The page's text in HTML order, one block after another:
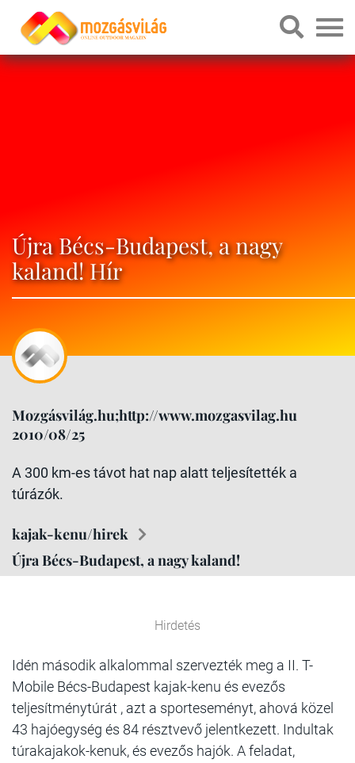
Újra Bécs-Budapest, a nagy
kaland! Hír
Mozgásvilág.hu;http://www.mozgasvilag.hu
2010/08/25
A 300 km-es távot hat nap alatt teljesítették a
túrázók.
kajak-kenu/hirek
Újra Bécs-Budapest, a nagy kaland!
Hirdetés
Idén második alkalommal szervezték meg a II. T-
Mobile Bécs-Budapest kajak-kenu és evezős
teljesítménytúrát , azt a sporteseményt, ahová közel
43 hajóegység és 84 résztvevő jelentkezett. Indultak
túrakajakok-kenuk, és evezős hajók. A feladat,